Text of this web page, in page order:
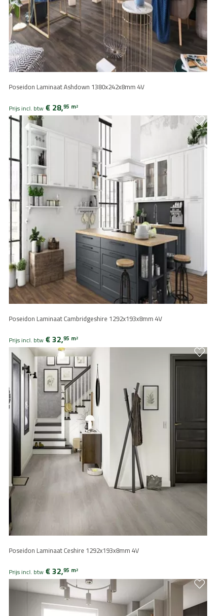
Poseidon Laminaat Ashdown 1380x242x8mm 4V
Prijs incl. btw € 28,95 m2
Poseidon Laminaat Cambridgeshire 1292x193x8mm 4V
Prijs incl. btw € 32,95 m2
Poseidon Laminaat Ceshire 1292x193x8mm 4V
Prijs incl. btw € 32,95 m2